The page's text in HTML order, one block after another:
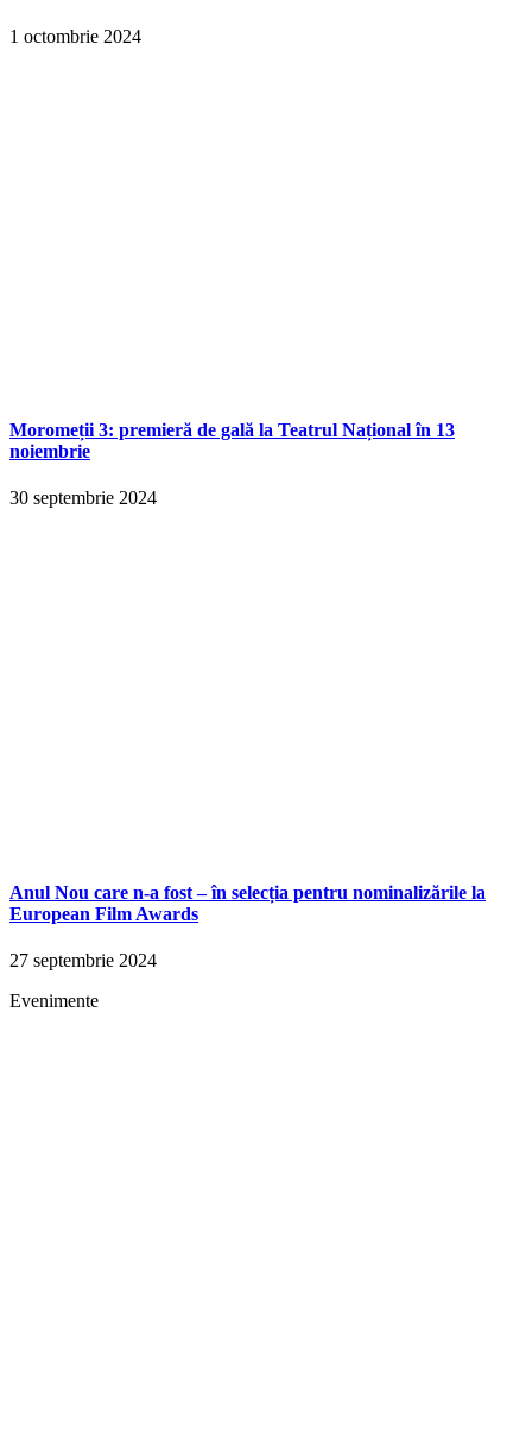
1 octombrie 2024
Moromeții 3: premieră de gală la Teatrul Național în 13
noiembrie
30 septembrie 2024
Anul Nou care n-a fost – în selecția pentru nominalizările la
European Film Awards
27 septembrie 2024
Evenimente